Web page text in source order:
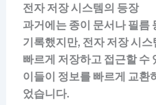
전자 저장 시스템의 등장
과거에는 종이 문서나 필름
기록했지만, 전자 저장 시
빠르게 저장하고 접근할 수
이들이 정보를 빠르게 교환
었습니다.